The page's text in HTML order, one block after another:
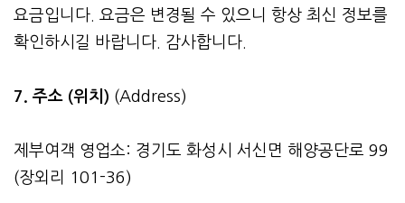
요금입니다. 요금은 변경될 수 있으니 항상 최신 정보를
확인하시길 바랍니다. 감사합니다.
7. 주소 (위치) (Address)
제부여객 영업소: 경기도 화성시 서신면 해양공단로 99
(장외리 101-36)